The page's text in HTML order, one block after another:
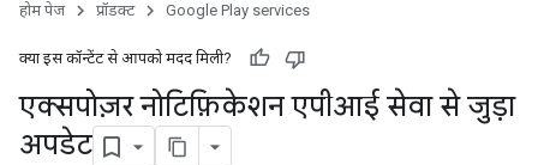
होम पेज प्रॉडक्ट Google Play services
क्या इस कॉन्टेंट से आपको मदद मिली?
एक्सपोज़र नोटिफ़िकेशन एपीआई सेवा से जुड़ा
अपडेट